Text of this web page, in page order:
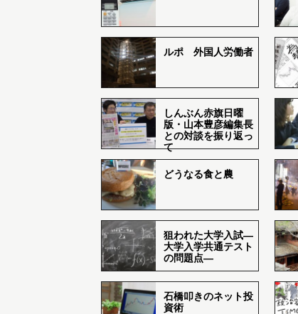
ルポ 外国人労働者
しんぶん赤旗日曜
版・山本豊彦編集長
との対談を振り返っ
て
どうなる食と農
狙われた大学入試―
大学入学共通テスト
の問題点―
石橋叩きのネット投
資術